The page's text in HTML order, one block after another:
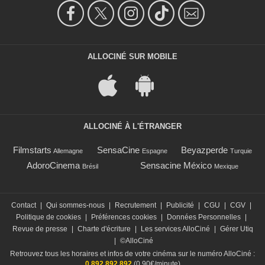
ALLOCINÉ SUR MOBILE
ALLOCINÉ À L'ÉTRANGER
Filmstarts Allemagne SensaCine Espagne Beyazperde Turquie
AdoroCinema Brésil Sensacine México Mexique
Contact Qui sommes-nous Recrutement Publicité CGU CGV
Politique de cookies
Préférences cookies Données Personnelles
Revue de presse
Charte d'écriture Les services AlloCiné
Gérer Utiq
©AlloCiné
Retrouvez tous les horaires et infos de votre cinéma sur le numéro AlloCiné :